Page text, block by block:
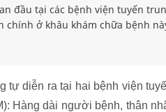
đầu tại các bệnh viện tuyến
ở khâu khám chữa bệnh
tự diễn ra tại hai bệnh viện
Hàng dài người bệnh, thân